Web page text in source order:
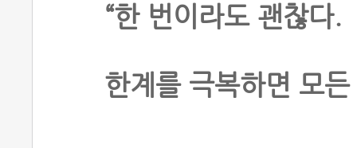
“한 번이라도 괜찮다.
한계를 극복하면 모